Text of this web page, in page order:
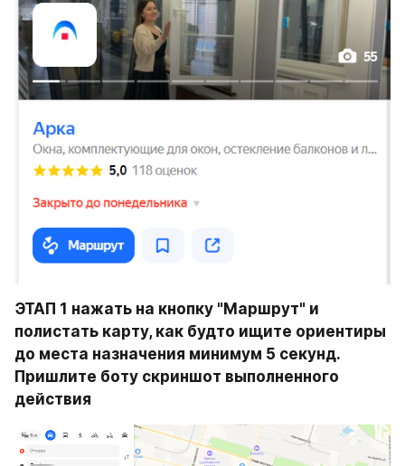
ЭТАП 1 нажать на кнопку "Маршрут" и
полистать карту, как будто ищите ориентиры
до места назначения минимум 5 секунд.
Пришлите боту скриншот выполненного
действия